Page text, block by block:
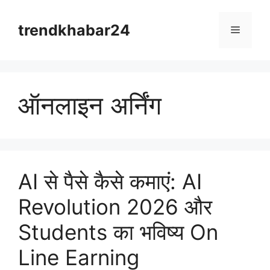
contenttrendkhabar24 Menu
ऑनलाइन अर्निंग
AI से पैसे कैसे कमाएं: AI
Revolution 2026 और
Students का भविष्य On
Line Earning